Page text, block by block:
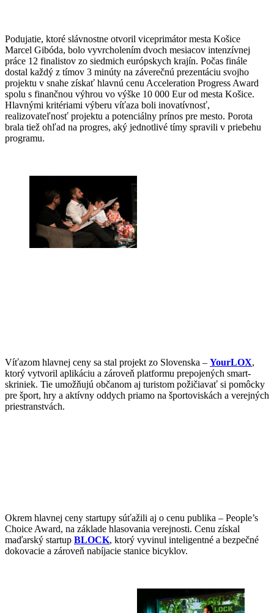
Podujatie, ktoré slávnostne otvoril viceprimátor mesta Košice
Marcel Gibóda, bolo vyvrcholením dvoch mesiacov intenzívnej
práce 12 finalistov zo siedmich európskych krajín. Počas finále
dostal každý z tímov 3 minúty na záverečnú prezentáciu svojho
projektu v snahe získať hlavnú cenu Acceleration Progress Award
spolu s finančnou výhrou vo výške 10 000 Eur od mesta Košice.
Hlavnými kritériami výberu víťaza boli inovatívnosť,
realizovateľnosť projektu a potenciálny prínos pre mesto. Porota
brala tiež ohľad na progres, aký jednotlivé tímy spravili v priebehu
programu.
Víťazom hlavnej ceny sa stal projekt zo Slovenska – YourLOX,
ktorý vytvoril aplikáciu a zároveň platformu prepojených smart-
skriniek. Tie umožňujú občanom aj turistom požičiavať si pomôcky
pre šport, hry a aktívny oddych priamo na športoviskách a verejných
priestranstvách.
Okrem hlavnej ceny startupy súťažili aj o cenu publika – People’s
Choice Award, na základe hlasovania verejnosti. Cenu získal
maďarský startup BLOCK, ktorý vyvinul inteligentné a bezpečné
dokovacie a zároveň nabíjacie stanice bicyklov.